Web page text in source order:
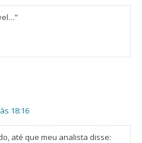
18:16
até que meu analista disse: